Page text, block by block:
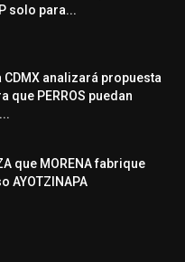
solo para...
CDMX analizará propuesta
que PERROS puedan
que MORENA fabrique
AYOTZINAPA